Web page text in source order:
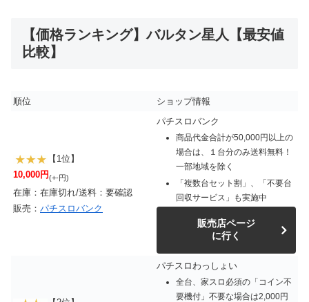
【価格ランキング】バルタン星人【最安値
比較】
順位 ショップ情報
【1位】
10,000円(+-円)
在庫：在庫切れ/送料：要確認
販売： パチスロバンク
パチスロバンク
商品代金合計が50,000円以上の
場合は、１台分のみ送料無料！
一部地域を除く
「複数台セット割」、「不要台
回収サービス」も実施中
販売店ページ
に行く
パチスロわっしょい
全台、家スロ必須の「コイン不
要機付」不要な場合は2,000円